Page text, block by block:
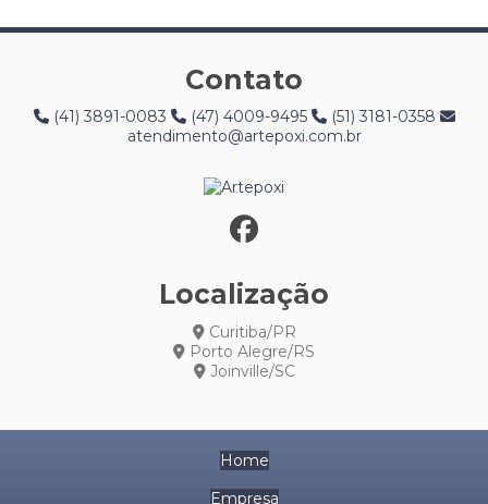
Contato
(41) 3891-0083 (47) 4009-9495
(51) 3181-0358
atendimento@artepoxi.com.br
Localização
Curitiba/PR
Porto Alegre/RS
Joinville/SC
Home
Empresa